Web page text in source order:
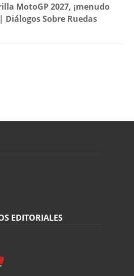
MotoGP 2027, ¡menudo
Diálogos Sobre Ruedas
EDITORIALES